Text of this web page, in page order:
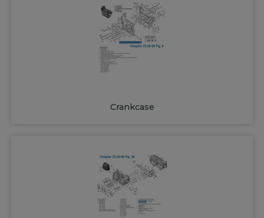
Crankcase